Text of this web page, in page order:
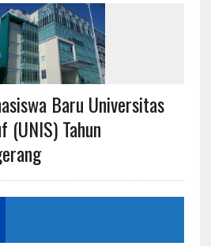
Baru Universitas
(UNIS) Tahun